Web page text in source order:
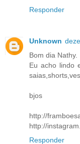
Responder
Unknown
Bom dia Nathy.
Eu acho lindo
bjos
http://
http://
Responder